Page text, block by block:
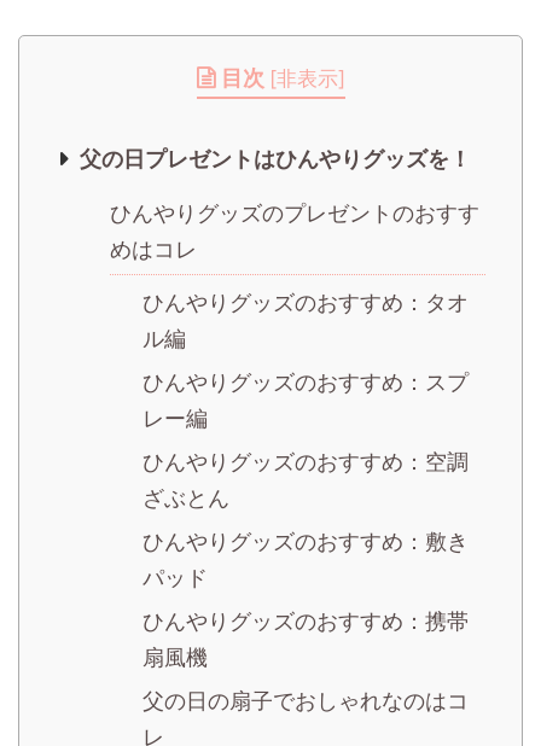
目次 [非表示]
父の日プレゼントはひんやりグッズを！
ひんやりグッズのプレゼントのおすす
めはコレ
ひんやりグッズのおすすめ：タオ
ル編
ひんやりグッズのおすすめ：スプ
レー編
ひんやりグッズのおすすめ：空調
ざぶとん
ひんやりグッズのおすすめ：敷き
パッド
ひんやりグッズのおすすめ：携帯
扇風機
父の日の扇子でおしゃれなのはコ
レ